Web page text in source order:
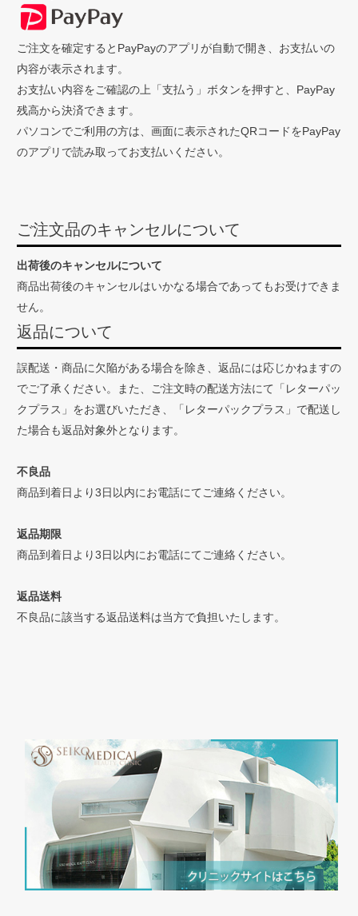
ご注文を確定するとPayPayのアプリが自動で開き、お支払いの
内容が表示されます。
お支払い内容をご確認の上「支払う」ボタンを押すと、PayPay
残高から決済できます。
パソコンでご利用の方は、画面に表示されたQRコードをPayPay
のアプリで読み取ってお支払いください。
ご注文品のキャンセルについて
出荷後のキャンセルについて
商品出荷後のキャンセルはいかなる場合であってもお受けできま
せん。
返品について
誤配送・商品に欠陥がある場合を除き、返品には応じかねますの
でご了承ください。また、ご注文時の配送方法にて「レターパッ
クプラス」をお選びいただき、「レターパックプラス」で配送し
た場合も返品対象外となります。
不良品
商品到着日より3日以内にお電話にてご連絡ください。
返品期限
商品到着日より3日以内にお電話にてご連絡ください。
返品送料
不良品に該当する返品送料は当方で負担いたします。